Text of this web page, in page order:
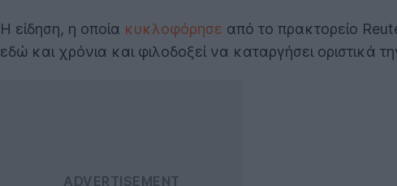
Η είδηση, η οποία κυκλοφόρησε από το πρακτορείο
εδώ και χρόνια και φιλοδοξεί να καταργήσει οριστικά